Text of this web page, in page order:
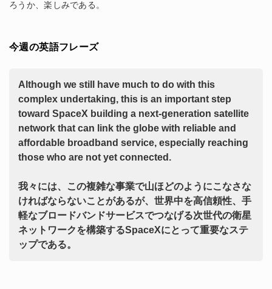
ろうか、楽しみである。
今週の英語フレーズ
Although we still have much to do with this
complex undertaking, this is an important step
toward SpaceX building a next-generation satellite
network that can link the globe with reliable and
affordable broadband service, especially reaching
those who are not yet connected.
我々には、この複雑な事業で山ほどのようにこなさな
ければならないことがあるが、世界中を高信頼性、手
軽なブロードバンドサービスでつなげる次世代の衛星
ネットワークを構築するSpaceXにとって重要なステ
ップである。